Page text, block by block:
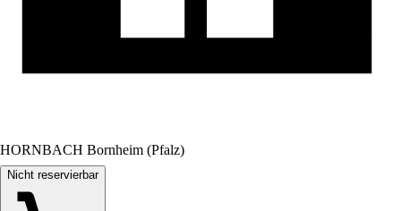
HORNBACH Bornheim (Pfalz)
Nicht reservierbar